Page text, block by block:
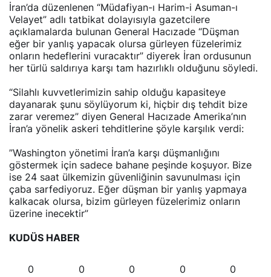
İran’da düzenlenen “Müdafiyan-ı Harim-i Asuman-ı
Velayet” adlı tatbikat dolayısıyla gazetcilere
açıklamalarda bulunan General Hacızade “Düşman
eğer bir yanlış yapacak olursa gürleyen füzelerimiz
onların hedeflerini vuracaktır” diyerek İran ordusunun
her türlü saldırıya karşı tam hazırlıklı olduğunu söyledi.
“Silahlı kuvvetlerimizin sahip olduğu kapasiteye
dayanarak şunu söylüyorum ki, hiçbir dış tehdit bize
zarar veremez” diyen General Hacızade Amerika’nın
İran’a yönelik askeri tehditlerine şöyle karşılık verdi:
”Washington yönetimi İran’a karşı düşmanlığını
göstermek için sadece bahane peşinde koşuyor. Bize
ise 24 saat ülkemizin güvenliğinin savunulması için
çaba sarfediyoruz. Eğer düşman bir yanlış yapmaya
kalkacak olursa, bizim gürleyen füzelerimiz onların
üzerine inecektir”
KUDÜS HABER
0 0 0 0 0